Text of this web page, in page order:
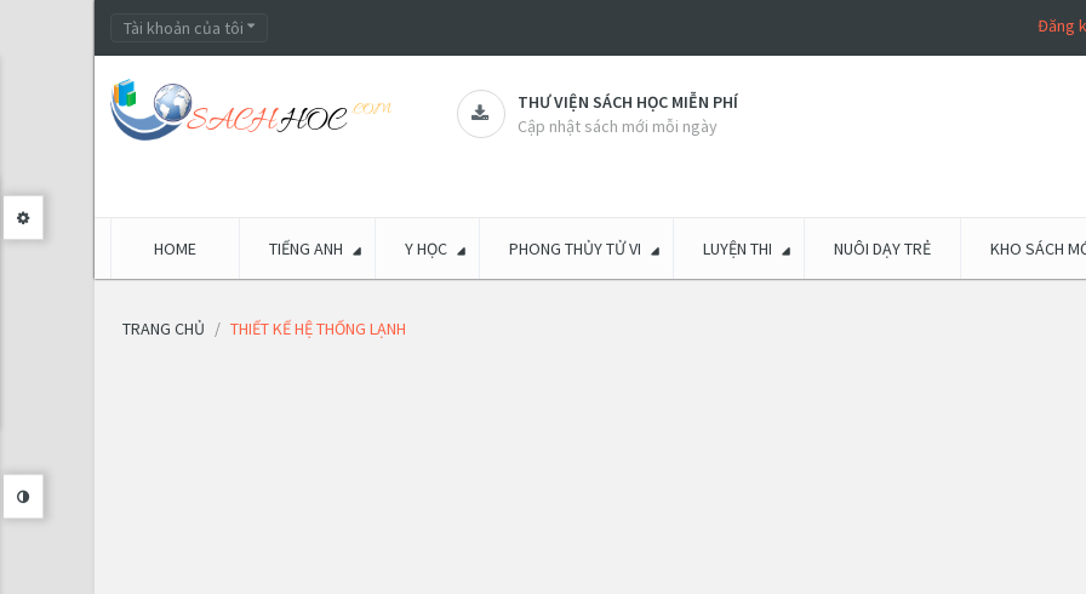
Tài khoản của tôi Đăng
THƯ VIỆN SÁCH HỌC MIỄN PHÍ
Cập nhật sách mới mỗi ngày
HOME TIẾNG ANH Y HỌC PHONG THỦY TỬ VI LUYỆN THI NUÔI DẠY TRẺ KHO SÁCH
TRANG CHỦ THIẾT KẾ HỆ THỐNG LẠNH